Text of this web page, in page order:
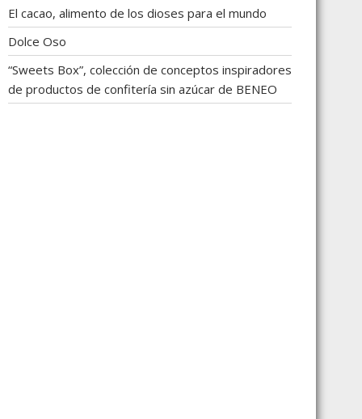
El cacao, alimento de los dioses para el mundo
Dolce Oso
“Sweets Box”, colección de conceptos inspiradores
de productos de confitería sin azúcar de BENEO